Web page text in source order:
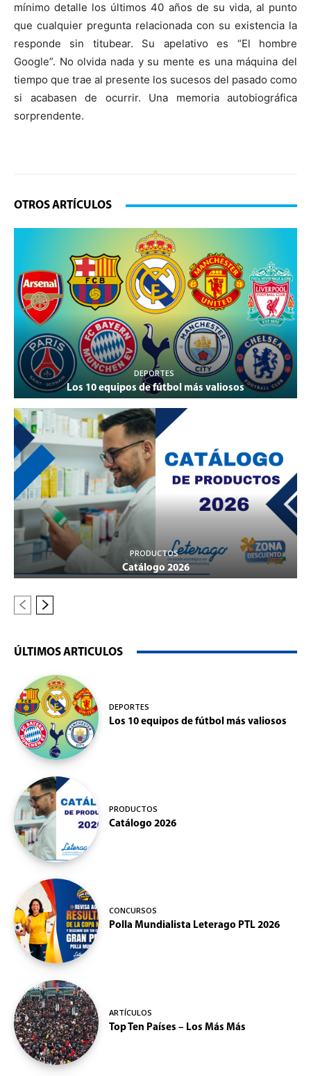
mínimo detalle los últimos 40 años de su vida, al punto
que cualquier pregunta relacionada con su existencia la
responde sin titubear. Su apelativo es “El hombre
Google”. No olvida nada y su mente es una máquina del
tiempo que trae al presente los sucesos del pasado como
si acabasen de ocurrir. Una memoria autobiográfica
sorprendente.
OTROS ARTÍCULOS
DEPORTES
Los 10 equipos de fútbol más valiosos
PRODUCTOS
Catálogo 2026
ÚLTIMOS ARTICULOS
DEPORTES
Los 10 equipos de fútbol más valiosos
PRODUCTOS
Catálogo 2026
CONCURSOS
Polla Mundialista Leterago PTL 2026
ARTÍCULOS
Top Ten Países – Los Más Más